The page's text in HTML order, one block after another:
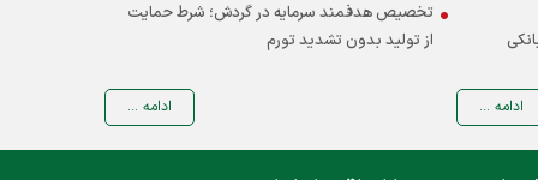
تخصیص هدفمند سرمایه در گردش؛ شرط حمایت
از تولید بدون تشدید تورم
ادامه ... ادامه ...